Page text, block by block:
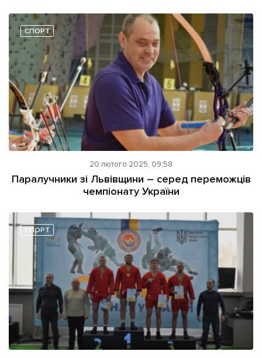
СПОРТ
20 лютого 2025, 09:58
Паралучники зі Львівщини – серед переможців
чемпіонату України
СПОРТ